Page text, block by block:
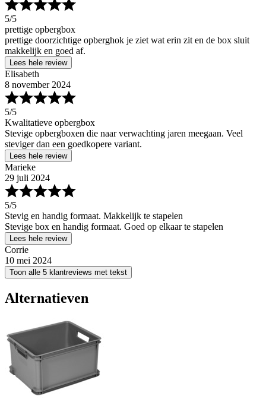
5/5
prettige opbergbox
prettige doorzichtige opberghok je ziet wat erin zit en de box sluit
makkelijk en goed af.
Lees hele review
Elisabeth
8 november 2024
5/5
Kwalitatieve opbergbox
Stevige opbergboxen die naar verwachting jaren meegaan. Veel
steviger dan een goedkopere variant.
Lees hele review
Marieke
29 juli 2024
5/5
Stevig en handig formaat. Makkelijk te stapelen
Stevige box en handig formaat. Goed op elkaar te stapelen
Lees hele review
Corrie
10 mei 2024
Toon alle 5 klantreviews met tekst
Alternatieven